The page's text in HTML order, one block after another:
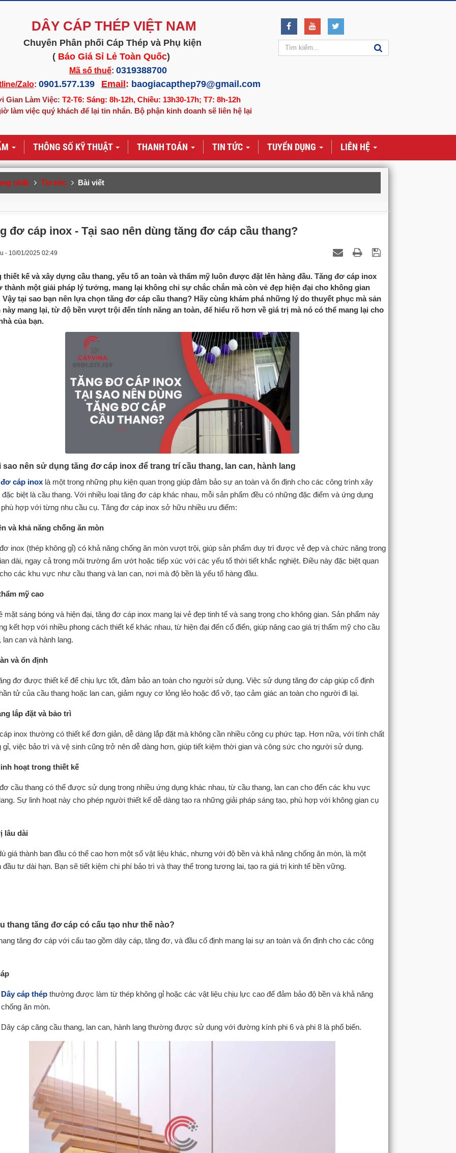
DÂY CÁP THÉP VIỆT NAM
Chuyên Phân phối Cáp Thép và Phụ kiện
( Báo Giá Sỉ Lẻ Toàn Quốc)
Mã số thuế: 0319388700
Zalo: 0901.577.139 Email : baogiacapthep79@gmail.com
Gian Làm Việc: T2-T6: Sáng: 8h-12h, Chiều: 13h30-17h; T7: 8h-12h
làm việc quý khách để lại tin nhắn. Bộ phận kinh doanh sẽ liên hệ lại
THÔNG SỐ KỸ THUẬT THANH TOÁN TIN TỨC TUYỂN DỤNG LIÊN HỆ
nhất Tin tức Bài viết
đơ cáp inox - Tại sao nên dùng tăng đơ cáp cầu thang?
- 10/01/2025 02:49
thiết kế và xây dựng cầu thang, yếu tố an toàn và thẩm mỹ luôn được đặt lên hàng đầu. Tăng đơ cáp inox
thành một giải pháp lý tưởng, mang lại không chỉ sự chắc chắn mà còn vẻ đẹp hiện đại cho không gian
Vậy tại sao bạn nên lựa chọn tăng đơ cáp cầu thang? Hãy cùng khám phá những lý do thuyết phục mà sản
này mang lại, từ độ bền vượt trội đến tính năng an toàn, để hiểu rõ hơn về giá trị mà nó có thể mang lại cho
của bạn.
sao nên sử dụng tăng đơ cáp inox để trang trí cầu thang, lan can, hành lang
cáp inox là một trong những phụ kiện quan trọng giúp đảm bảo sự an toàn và ổn định cho các công trình xây
biệt là cầu thang. Với nhiều loại tăng đơ cáp khác nhau, mỗi sản phẩm đều có những đặc điểm và ứng dụng
phù hợp với từng nhu cầu cụ. Tăng đơ cáp inox sở hữu nhiều ưu điểm:
và khả năng chống ăn mòn
inox (thép không gỉ) có khả năng chống ăn mòn vượt trội, giúp sản phẩm duy trì được vẻ đẹp và chức năng trong
dài, ngay cả trong môi trường ẩm ướt hoặc tiếp xúc với các yếu tố thời tiết khắc nghiệt. Điều này đặc biệt quan
các khu vực như cầu thang và lan can, nơi mà độ bền là yếu tố hàng đầu.
mỹ cao
mặt sáng bóng và hiện đại, tăng đơ cáp inox mang lại vẻ đẹp tinh tế và sang trọng cho không gian. Sản phẩm này
kết hợp với nhiều phong cách thiết kế khác nhau, từ hiện đại đến cổ điển, giúp nâng cao giá trị thẩm mỹ cho cầu
lan can và hành lang.
và ổn định
đơ được thiết kế để chịu lực tốt, đảm bảo an toàn cho người sử dụng. Việc sử dụng tăng đơ cáp giúp cố định
tử của cầu thang hoặc lan can, giảm nguy cơ lỏng lẻo hoặc đổ vỡ, tạo cảm giác an toàn cho người đi lại.
lắp đặt và bảo trì
inox thường có thiết kế đơn giản, dễ dàng lắp đặt mà không cần nhiều công cụ phức tạp. Hơn nữa, với tính chất
gỉ, việc bảo trì và vệ sinh cũng trở nên dễ dàng hơn, giúp tiết kiệm thời gian và công sức cho người sử dụng.
hoạt trong thiết kế
cầu thang có thể được sử dụng trong nhiều ứng dụng khác nhau, từ cầu thang, lan can cho đến các khu vực
Sự linh hoạt này cho phép người thiết kế dễ dàng tạo ra những giải pháp sáng tạo, phù hợp với không gian cụ
lâu dài
giá thành ban đầu có thể cao hơn một số vật liệu khác, nhưng với độ bền và khả năng chống ăn mòn, là một
đầu tư dài hạn. Bạn sẽ tiết kiệm chi phí bảo trì và thay thế trong tương lai, tạo ra giá trị kinh tế bền vững.
thang tăng đơ cáp có cấu tạo như thế nào?
tăng đơ cáp với cấu tạo gồm dây cáp, tăng đơ, và đầu cố định mang lại sự an toàn và ổn định cho các công
Dây cáp thép thường được làm từ thép không gỉ hoặc các vật liệu chịu lực cao để đảm bảo độ bền và khả năng
chống ăn mòn.
Dây cáp căng cầu thang, lan can, hành lang thường được sử dụng với đường kính phi 6 và phi 8 là phổ biến.